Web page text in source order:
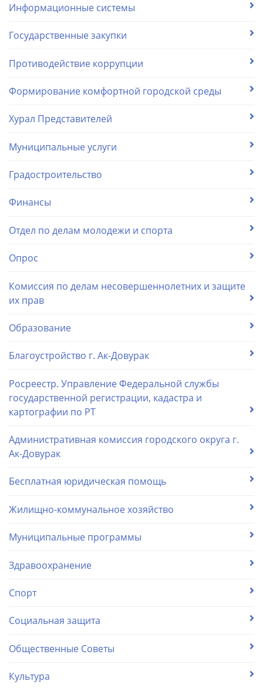
Информационные системы
Государственные закупки
Противодействие коррупции
Формирование комфортной городской среды
Хурал Представителей
Муниципальные услуги
Градостроительство
Финансы
Отдел по делам молодежи и спорта
Опрос
Комиссия по делам несовершеннолетних и защите
их прав
Образование
Благоустройство г. Ак-Довурак
Росреестр. Управление Федеральной службы
государственной регистрации, кадастра и
картографии по РТ
Административная комиссия городского округа г.
Ак-Довурак
Бесплатная юридическая помощь
Жилищно-коммунальное хозяйство
Муниципальные программы
Здравоохранение
Спорт
Социальная защита
Общественные Советы
Культура